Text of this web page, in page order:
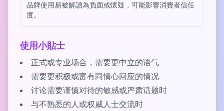
品牌使用易被解讀為負面或懷疑，可能影響消費者信任
度。
使用小貼士
正式或专业场合，需要更中立的语气
需要更积极或富有同情心回应的情况
讨论需要谨慎对待的敏感或严肃话题时
与不熟悉的人或权威人士交流时